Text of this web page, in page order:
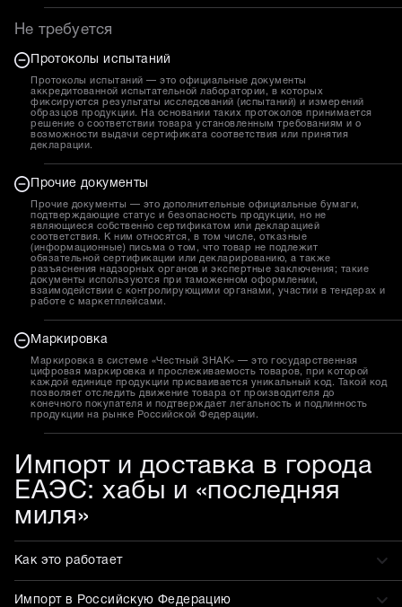
Не требуется
Протоколы испытаний
Протоколы испытаний — это официальные документы
аккредитованной испытательной лаборатории, в которых
фиксируются результаты исследований (испытаний) и измерений
образцов продукции. На основании таких протоколов принимается
решение о соответствии товара установленным требованиям и о
возможности выдачи сертификата соответствия или принятия
декларации.
Прочие документы
Прочие документы — это дополнительные официальные бумаги,
подтверждающие статус и безопасность продукции, но не
являющиеся собственно сертификатом или декларацией
соответствия. К ним относятся, в том числе, отказные
(информационные) письма о том, что товар не подлежит
обязательной сертификации или декларированию, а также
разъяснения надзорных органов и экспертные заключения; такие
документы используются при таможенном оформлении,
взаимодействии с контролирующими органами, участии в тендерах и
работе с маркетплейсами.
Маркировка
Маркировка в системе «Честный ЗНАК» — это государственная
цифровая маркировка и прослеживаемость товаров, при которой
каждой единице продукции присваивается уникальный код. Такой код
позволяет отследить движение товара от производителя до
конечного покупателя и подтверждает легальность и подлинность
продукции на рынке Российской Федерации.
Импорт и доставка в города
ЕАЭС: хабы и «последняя
миля»
Как это работает
Импорт в Российскую Федерацию